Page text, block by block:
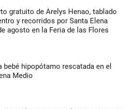
gratuito de Arelys Henao, tablado
y recorridos por Santa Elena
agosto en la Feria de las Flores
bebé hipopótamo rescatada en el
Medio